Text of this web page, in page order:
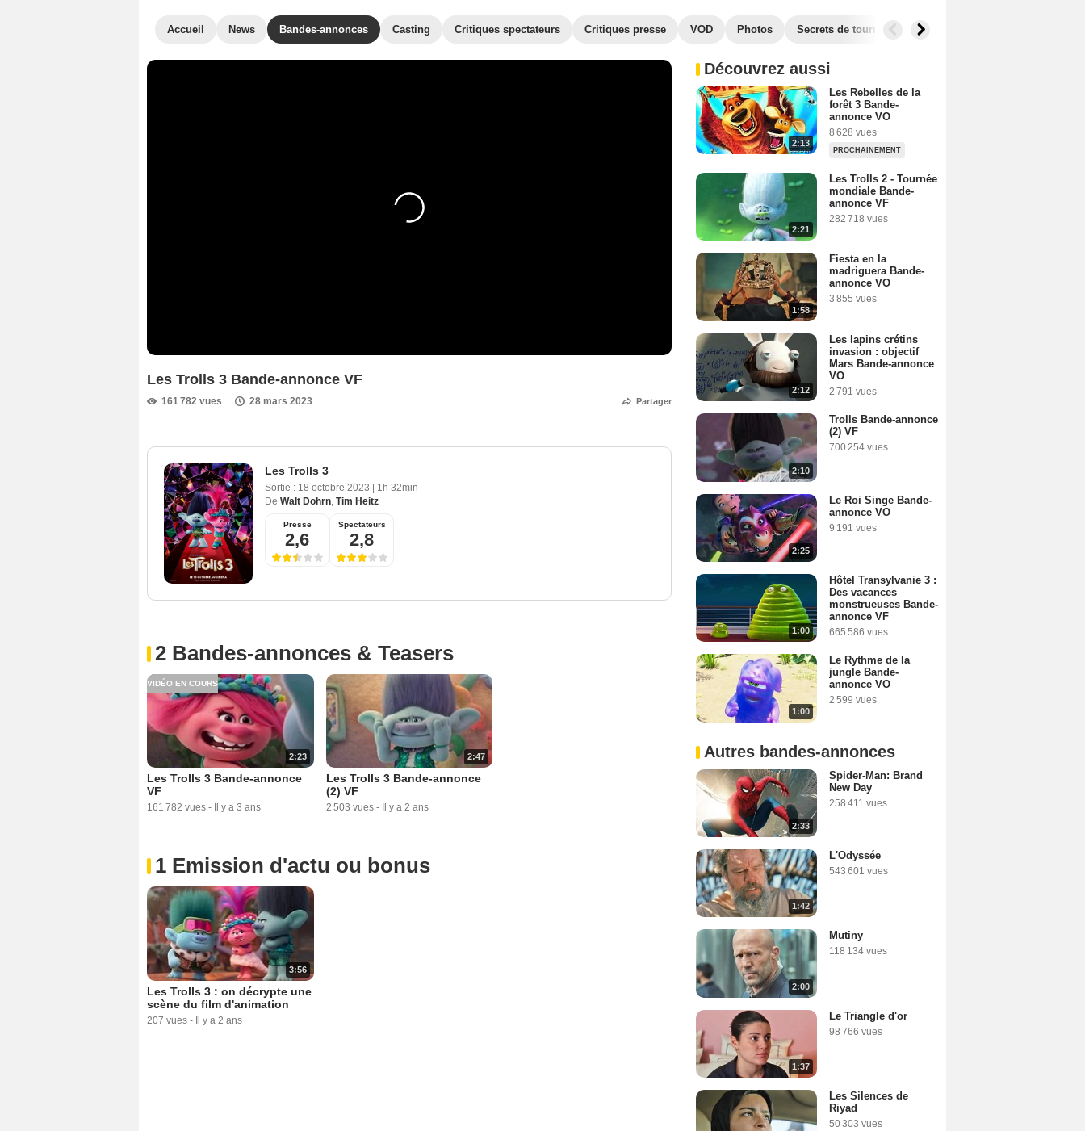
Accueil News Bandes-annonces Casting Critiques spectateurs Critiques presse VOD Photos Secrets de tournage Box Office
Les Trolls 3 Bande-annonce VF
161 782 vues 28 mars 2023 Partager
Les Trolls 3
Sortie : 18 octobre 2023
1h 32min
De Walt Dohrn, Tim Heitz
Presse
2,6
Spectateurs
2,8
2 Bandes-annonces & Teasers
2:23
VIDÉO EN COURS
Les Trolls 3 Bande-annonce
VF
161 782 vues - Il y a 3 ans
2:47
Les Trolls 3 Bande-annonce
(2) VF
2 503 vues - Il y a 2 ans
1 Emission d'actu ou bonus
3:56
Les Trolls 3 : on décrypte une
scène du film d'animation
207 vues - Il y a 2 ans
Découvrez aussi
2:13
Les Rebelles de la
forêt 3 Bande-
annonce VO
8 628 vues
PROCHAINEMENT
2:21
Les Trolls 2 - Tournée
mondiale Bande-
annonce VF
282 718 vues
1:58
Fiesta en la
madriguera Bande-
annonce VO
3 855 vues
2:12
Les lapins crétins
invasion : objectif
Mars Bande-annonce
VO
2 791 vues
2:10
Trolls Bande-annonce
(2) VF
700 254 vues
2:25
Le Roi Singe Bande-
annonce VO
9 191 vues
1:00
Hôtel Transylvanie 3 :
Des vacances
monstrueuses Bande-
annonce VF
665 586 vues
1:00
Le Rythme de la
jungle Bande-
annonce VO
2 599 vues
Autres bandes-annonces
2:33
Spider-Man: Brand
New Day
258 411 vues
1:42
L'Odyssée
543 601 vues
2:00
Mutiny
118 134 vues
1:37
Le Triangle d'or
98 766 vues
Les Silences de
Riyad
50 303 vues